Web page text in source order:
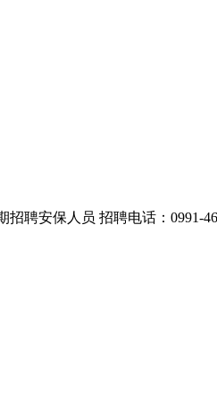
招聘安保人员 招聘电话：0991-